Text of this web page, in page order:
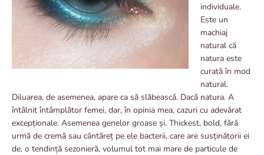
individuale.
Este un
machiaj
natural că
natura este
curată în mod
natural.
Diluarea, de asemenea, apare ca să slăbească. Dacă natura. A
întâlnit întâmplător femei, dar, în opinia mea, cazuri cu adevărat
excepționale. Asemenea genelor groase și. Thickest, bold, fără
urmă de cremă sau cântăreț pe ele bacterii, care are susținătorii ei
de, o tendință sezonieră, volumul tot mai mare de particule de